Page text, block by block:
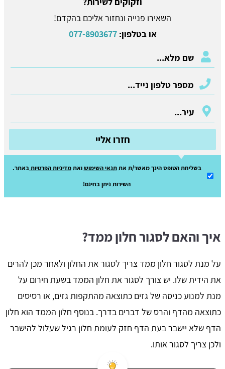
השאירו פנייה ונחזור אליכם בהקדם!
או בטלפון:077-8903677
חזרו אליי
בשליחת הטופס הינך מאשר/ת אתתנאי השימושואתמדיניות הפרטיות באתר.
השירות ניתן בחינם!
איך והאם לסגור חלון ממד?
על מנת לסגור חלון ממד צריך לסגור את החלון ולאחר מכן להרים
את הידית שלו. יש צורך לסגור את חלון הממד בשעת חירום על
מנת למנוע כניסה של גזים כתוצאה מהתקפות גזים, או רסיסים
כתוצאה מהדף והרס של דברים בדרך. בנוסף חלון הממד הוא חלון
הדף שלא יישבר בעת הדף חזק לעומת חלון רגיל שעלול להישבר
ולכן צריך לסגור אותו.